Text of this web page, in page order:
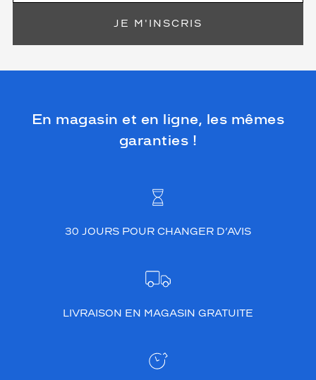
JE M'INSCRIS
En magasin et en ligne, les mêmes
garanties !
30 JOURS POUR CHANGER D’AVIS
LIVRAISON EN MAGASIN GRATUITE